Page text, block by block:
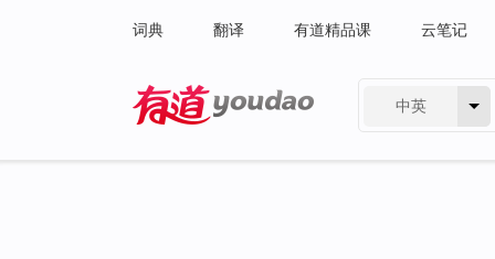
词典 翻译 有道精品课 云笔记
中英